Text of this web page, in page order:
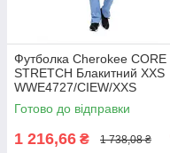
Футболка Cherokee CORE
STRETCH Блакитний XXS
WWE4727/CIEW/XXS
Готово до відправки
1 216,66 ₴ 1 738,08 ₴